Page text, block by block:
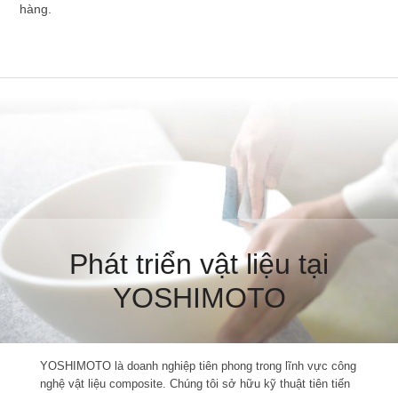
hàng.
Phát triển vật liệu tại
YOSHIMOTO
YOSHIMOTO là doanh nghiệp tiên phong trong lĩnh vực công
nghệ vật liệu composite. Chúng tôi sở hữu kỹ thuật tiên tiến